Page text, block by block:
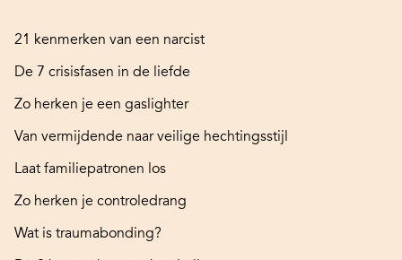
21 kenmerken van een narcist
De 7 crisisfasen in de liefde
Zo herken je een gaslighter
Van vermijdende naar veilige hechtingsstijl
Laat familiepatronen los
Zo herken je controledrang
Wat is traumabonding?